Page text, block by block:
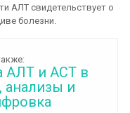
АЛТ свидетельствует о
болезни.
АЛТ и АСТ в
анализы и